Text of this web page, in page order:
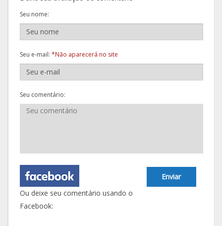
Seu nome:
Seu e-mail: *Não aparecerá no site
Seu comentário:
Enviar
Ou deixe seu comentário usando o
Facebook: